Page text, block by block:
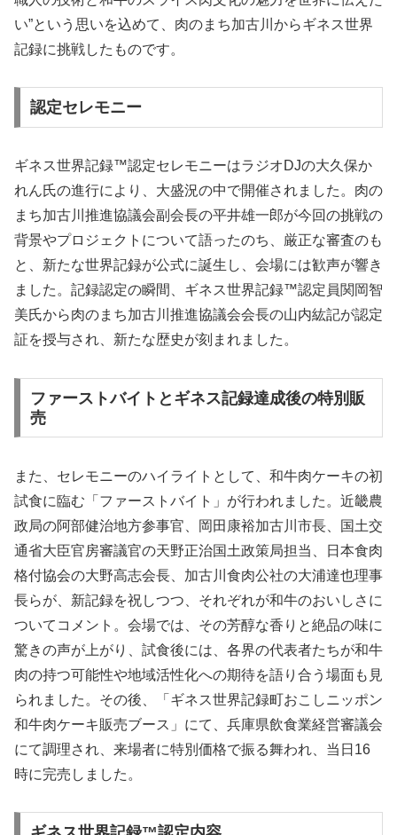
い”という思いを込めて、肉のまち加古川からギネス世界
記録に挑戦したものです。
認定セレモニー
ギネス世界記録™️認定セレモニーはラジオDJの大久保か
れん氏の進行により、大盛況の中で開催されました。肉の
まち加古川推進協議会副会長の平井雄一郎が今回の挑戦の
背景やプロジェクトについて語ったのち、厳正な審査のも
と、新たな世界記録が公式に誕生し、会場には歓声が響き
ました。記録認定の瞬間、ギネス世界記録™︎認定員関岡智
美氏から肉のまち加古川推進協議会会長の山内紘記が認定
証を授与され、新たな歴史が刻まれました。
ファーストバイトとギネス記録達成後の特別販
売
また、セレモニーのハイライトとして、和牛肉ケーキの初
試食に臨む「ファーストバイト」が行われました。近畿農
政局の阿部健治地方参事官、岡田康裕加古川市長、国土交
通省大臣官房審議官の天野正治国土政策局担当、日本食肉
格付協会の大野高志会長、加古川食肉公社の大浦達也理事
長らが、新記録を祝しつつ、それぞれが和牛のおいしさに
ついてコメント。会場では、その芳醇な香りと絶品の味に
驚きの声が上がり、試食後には、各界の代表者たちが和牛
肉の持つ可能性や地域活性化への期待を語り合う場面も見
られました。その後、「ギネス世界記録町おこしニッポン
和牛肉ケーキ販売ブース」にて、兵庫県飲食業経営審議会
にて調理され、来場者に特別価格で振る舞われ、当日16
時に完売しました。